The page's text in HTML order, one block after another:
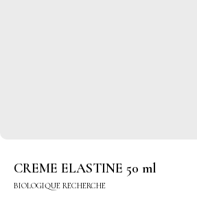
CREME ELASTINE 50 ml
BIOLOGIQUE RECHERCHE